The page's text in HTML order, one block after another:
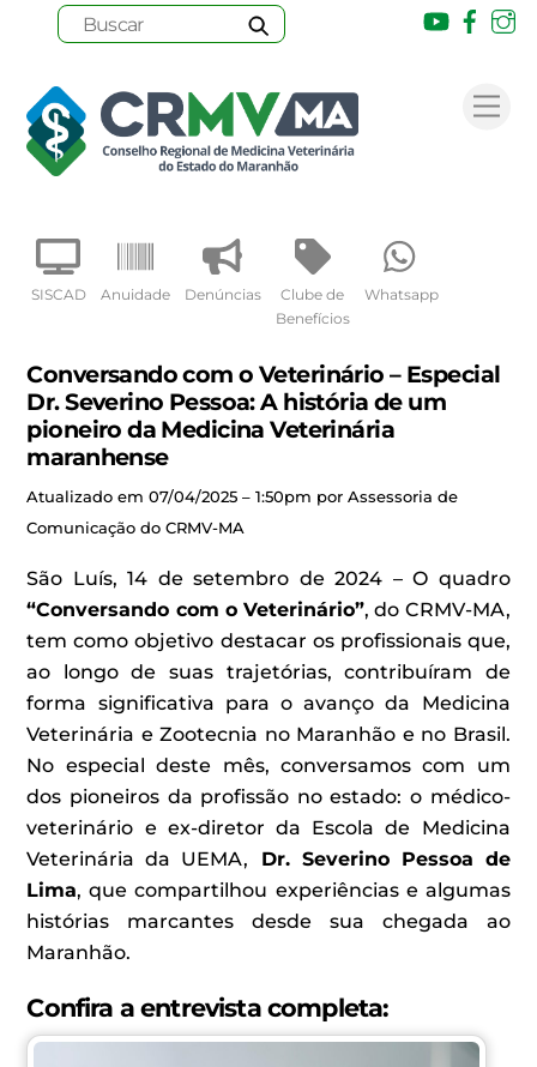
content
SISCAD Anuidade Denúncias
Clube de
Benefícios
Whatsapp
Youtube
Conversando com o Veterinário – Especial
Dr. Severino Pessoa: A história de um
pioneiro da Medicina Veterinária
maranhense
Atualizado em 07/04/2025 – 1:50pm por Assessoria de
Comunicação do CRMV-MA
São Luís, 14 de setembro de 2024 – O quadro
“Conversando com o Veterinário”, do CRMV-MA,
tem como objetivo destacar os profissionais que,
ao longo de suas trajetórias, contribuíram de
forma significativa para o avanço da Medicina
Veterinária e Zootecnia no Maranhão e no Brasil.
No especial deste mês, conversamos com um
dos pioneiros da profissão no estado: o médico-
veterinário e ex-diretor da Escola de Medicina
Veterinária da UEMA, Dr. Severino Pessoa de
Lima, que compartilhou experiências e algumas
histórias marcantes desde sua chegada ao
Maranhão.
Confira a entrevista completa: